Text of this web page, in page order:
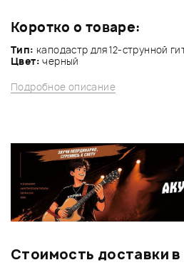
Коротко о товаре:
Тип: каподастр для 12-струнной
Цвет: черный
Подробное описание
Стоимость доставки